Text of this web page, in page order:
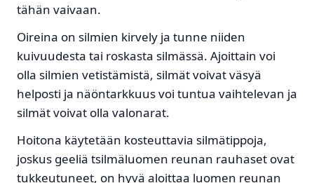
tähän vaivaan.
Oireina on silmien kirvely ja tunne niiden
kuivuudesta tai roskasta silmässä. Ajoittain voi
olla silmien vetistämistä, silmät voivat väsyä
helposti ja näöntarkkuus voi tuntua vaihtelevan ja
silmät voivat olla valonarat.
Hoitona käytetään kosteuttavia silmätippoja,
joskus geeliä tsilmäluomen reunan rauhaset ovat
tukkeutuneet, on hyvä aloittaa luomen reunan